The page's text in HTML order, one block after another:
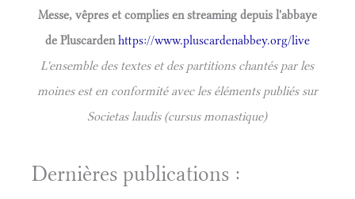
Messe, vêpres et complies en streaming depuis l'abbaye
de Pluscardenhttps://www.pluscardenabbey.org/live
L'ensemble des textes et des partitions chantés par les
moines est en conformité avec les éléments publiés sur
Societas laudis (cursus monastique)
Dernières publications :